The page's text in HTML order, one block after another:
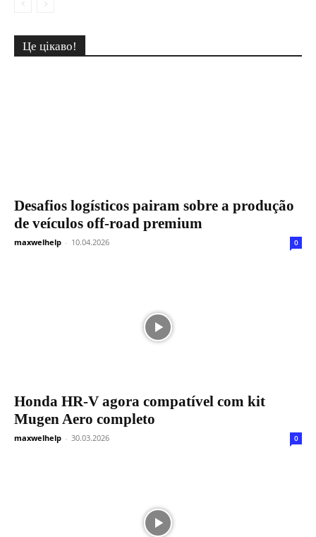
Це цікаво!
Desafios logísticos pairam sobre a produção
de veículos off-road premium
maxwelhelp - 10.04.2026 0
Honda HR-V agora compatível com kit
Mugen Aero completo
maxwelhelp - 30.03.2026 0